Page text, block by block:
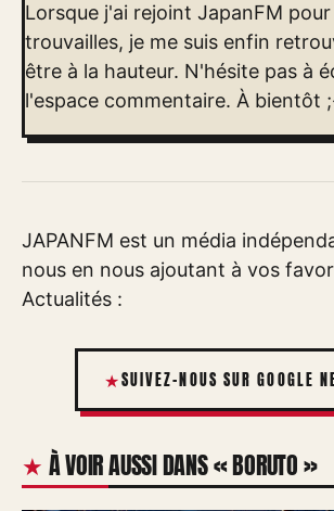
Lorsque j'ai rejoint JapanFM
trouvailles, je me suis enfin
être à la hauteur. N'hésite pas à
l'espace commentaire. À bientôt
JAPANFM est un média
nous en nous ajoutant à vos
Actualités :
SUIVEZ-NOUS SUR GOOGLE
À VOIR AUSSI DANS « BORUTO »